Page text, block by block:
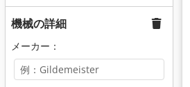
機械の詳細
メーカー：